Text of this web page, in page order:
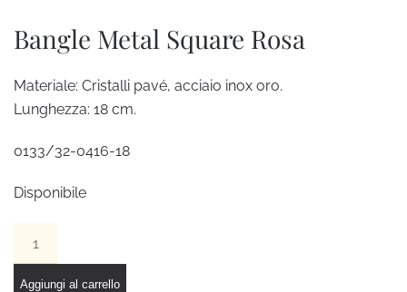
Bangle Metal Square Rosa
Materiale: Cristalli pavé, acciaio inox oro.
Lunghezza: 18 cm.
0133/32-0416-18
Disponibile
Square
Aggiungi al carrello